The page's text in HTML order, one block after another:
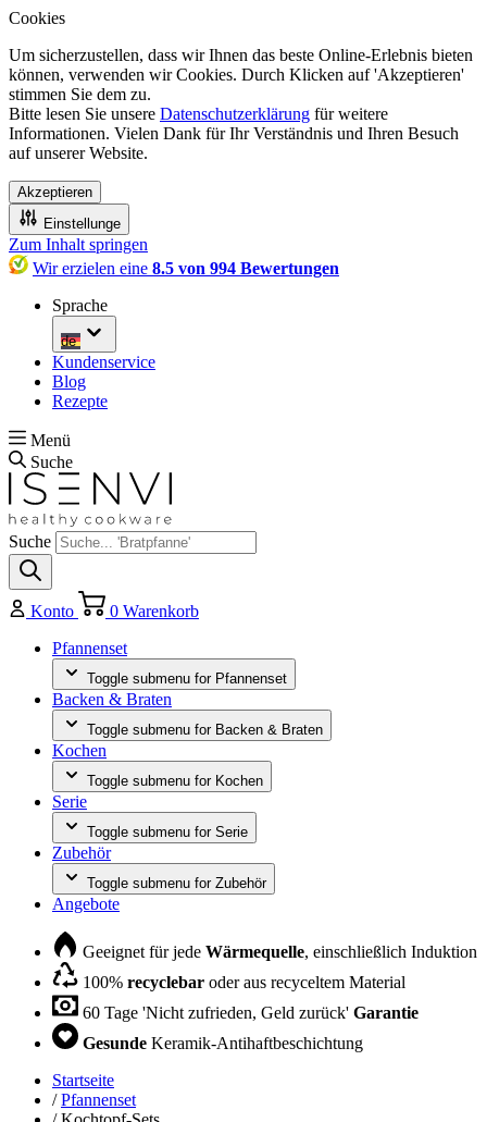
Cookies
Um sicherzustellen, dass wir Ihnen das beste Online-Erlebnis bieten
können, verwenden wir Cookies. Durch Klicken auf 'Akzeptieren'
stimmen Sie dem zu.
Bitte lesen Sie unsere Datenschutzerklärung für weitere
Informationen. Vielen Dank für Ihr Verständnis und Ihren Besuch
auf unserer Website.
Akzeptieren
Einstellunge
Zum Inhalt springen
Wir erzielen eine 8.5 von 994 Bewertungen
Sprache
de
Kundenservice
Blog
Rezepte
Menü
Suche
Suche
Konto 0 Warenkorb
Pfannenset
Toggle submenu for Pfannenset
Backen & Braten
Toggle submenu for Backen & Braten
Kochen
Toggle submenu for Kochen
Serie
Toggle submenu for Serie
Zubehör
Toggle submenu for Zubehör
Angebote
Geeignet für jede Wärmequelle, einschließlich Induktion
100% recyclebar oder aus recyceltem Material
60 Tage 'Nicht zufrieden, Geld zurück' Garantie
Gesunde Keramik-Antihaftbeschichtung
Startseite
/ Pfannenset